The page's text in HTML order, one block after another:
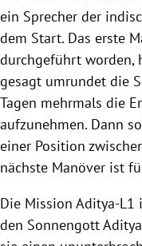
ein Sprecher der
dem Start. Das erste
durchgeführt worden,
gesagt umrundet die
Tagen mehrmals die
aufzunehmen. Dann
einer Position
nächste Manöver ist
Die Mission Aditya-
den Sonnengott